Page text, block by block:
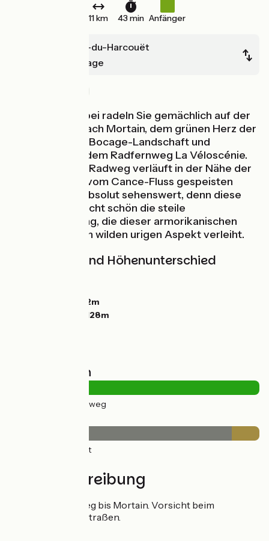
11 km 43 min Anfänger
Saint-Hilaire-du-Harcouët
Mortain-Bocage
An Hängen vorbei radeln Sie gemächlich auf der
Vélomaritime nach Mortain, dem grünen Herz der
normannischen Bocage-Landschaft und
Treffpunkt mit dem Radfernweg La Véloscénie.
Der Voie Verte-Radweg verläuft in der Nähe der
bezaubernden, vom Cance-Fluss gespeisten
Wasserfällen. Absolut sehenswert, denn diese
Stätte verdeutlicht schön die steile
Felsenumgebung, die dieser armorikanischen
Normandie ihren wilden urigen Aspekt verleiht.
Steigungen und Höhenunterschied
72m
128m
Straßentypen
(100%) Radweg
(89%) Glatt
Wegbeschreibung
Voie Verte-Radweg bis Mortain. Vorsicht beim
Überqueren der Straßen.